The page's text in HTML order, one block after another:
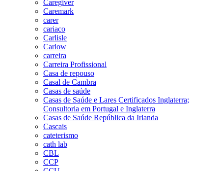
Caregiver
Caremark
carer
cariaco
Carlisle
Carlow
carreira
Carreira Profissional
Casa de repouso
Casal de Cambra
Casas de saúde
Casas de Saúde e Lares Certificados Inglaterra;
Consultoria em Portugal e Inglaterra
Casas de Saúde República da Irlanda
Cascais
cateterismo
cath lab
CBL
CCP